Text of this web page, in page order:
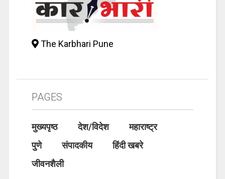
The Karbhari Pune
PAGES
मुख्यपृष्ठ देश/विदेश
महाराष्ट्र
पुणे
संपादकीय
हिंदी खबरे
जीवनशैली